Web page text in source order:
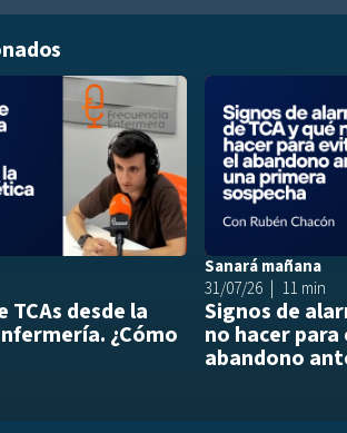
Añadir a
TCAs desde la
¿Cómo
Sanará mañana
31/07/26
11 min
Signos de
no hacer
abandono